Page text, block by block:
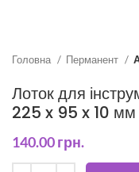
Головна Перманент
Лоток для
225 x 95 x 10 мм
140.00грн.